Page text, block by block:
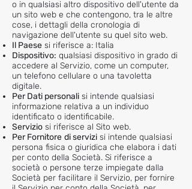
o in qualsiasi altro dispositivo dell'utente da
un sito web e che contengono, tra le altre
cose, i dettagli della cronologia di
navigazione dell'utente su quel sito web.
Il Paese si riferisce a: Italia
Dispositivo: qualsiasi dispositivo in grado di
accedere al Servizio, come un computer,
un telefono cellulare o una tavoletta
digitale.
Per Dati personali si intende qualsiasi
informazione relativa a un individuo
identificato o identificabile.
Servizio si riferisce al Sito web.
Per Fornitore di servizi si intende qualsiasi
persona fisica o giuridica che elabora i dati
per conto della Società. Si riferisce a
società o persone terze impiegate dalla
Società per facilitare il Servizio, per fornire